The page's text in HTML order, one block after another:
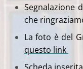
Segnalazione
che
La foto è del
questo link